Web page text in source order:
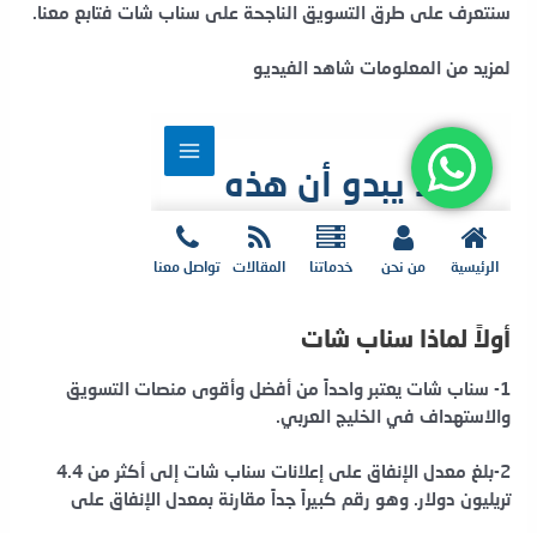
سنتعرف على طرق التسويق الناجحة على سناب شات فتابع معنا.
لمزيد من المعلومات شاهد الفيديو
أولاً لماذا سناب شات
1- سناب شات يعتبر واحداً من أفضل وأقوى منصات التسويق
والاستهداف في الخليج العربي.
2-بلغ معدل الإنفاق على إعلانات سناب شات إلى أكثر من 4.4
تريليون دولار. وهو رقم كبيراً جداً مقارنة بمعدل الإنفاق على